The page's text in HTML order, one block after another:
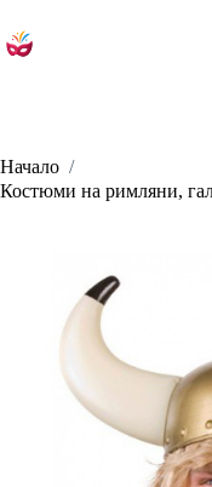
to
content
Начало /
Костюми на римляни,